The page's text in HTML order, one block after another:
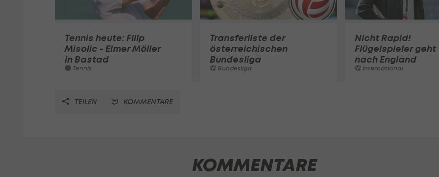
Tennis heute: Filip
Misolic - Elmer Möller
in Bastad
Tennis
Transferliste der
österreichischen
Bundesliga
Bundesliga
Nicht Rapid!
Flügelspieler geht
nach England
International
TEILEN KOMMENTARE
KOMMENTARE